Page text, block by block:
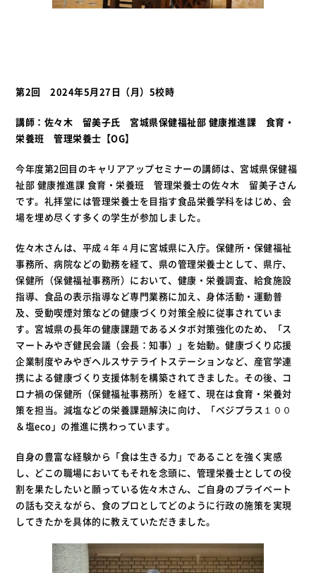
第2回2024年5月27 日（月） 5校時
講師：佐々木 留美子氏 宮城県保健福祉部 健康推進課 食育・
栄養班 管理栄養士 【OG】
今年度第2回目のキャリアアップセミナーの講師は、宮城県保健福
祉部 健康推進課 食育・栄養班 管理栄養士の佐々木 留美子さん
です。礼拝堂には管理栄養士を目指す食品栄養学科をはじめ、会
場を埋め尽くす多くの学生が参加しました。
佐々木さんは、平成４年４月に宮城県に入庁。保健所・保健福祉
事務所、病院などの勤務を経て、県の管理栄養士として、県庁、
保健所（保健福祉事務所）において、健康・栄養調査、給食施設
指導、食品の表示指導など専門業務に加え、身体活動・運動普
及、受動喫煙対策などの健康づくり対策全般に従事されていま
す。宮城県の長年の健康課題であるメタボ対策強化のため、「ス
マートみやぎ健民会議（会長：知事）」を始動。健康づくり応援
企業制度やみやぎヘルスサテライトステーションなど、産官学連
携による健康づくり支援体制を構築されてきました。その後、コ
ロナ禍の保健所（保健福祉事務所）を経て、現在は食育・栄養対
策を担当。減塩などの栄養課題解決に向け、「ベジプラス１００
＆塩eco」の推進に携わっています。
自身の豊富な経験から「食は生きる力」であることを強く実感
し、どこの職場においてもそれを念頭に、管理栄養士としての役
割を果たしたいと願っている佐々木さん、ご自身のプライベート
の話も交えながら、食のプロとしてどのように行政の施策を実現
してきたかを具体的に教えていただきました。